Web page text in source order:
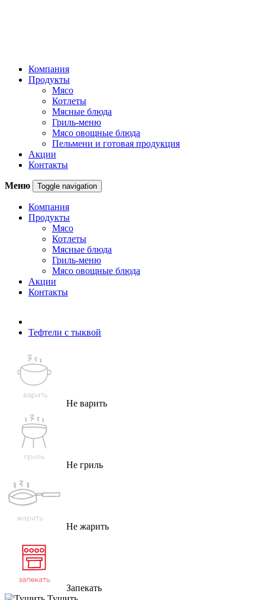
Компания
Продукты
Мясо
Котлеты
Мясные блюда
Гриль-меню
Мясо овощные блюда
Пельмени и готовая продукция
Акции
Контакты
Меню Toggle navigation
Компания
Продукты
Мясо
Котлеты
Мясные блюда
Гриль-меню
Мясо овощные блюда
Акции
Контакты
Тефтели с тыквой
Не варить
Не гриль
Не жарить
Запекать